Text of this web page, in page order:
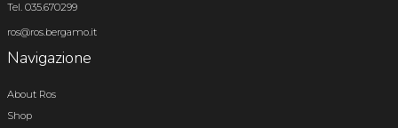
Tel. 035.670299
ros@ros.bergamo.it
Navigazione
About Ros
Shop